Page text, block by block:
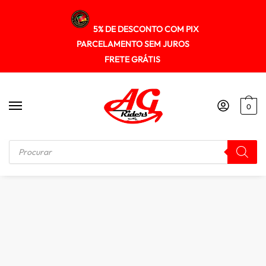
5% DE DESCONTO COM PIX
PARCELAMENTO SEM JUROS
FRETE GRÁTIS
0
Início / MALAS / BOLSAS / ALFORGE Mala Bolsa Estanque 55l Impermeável Moto Bag Rider 132 Forte